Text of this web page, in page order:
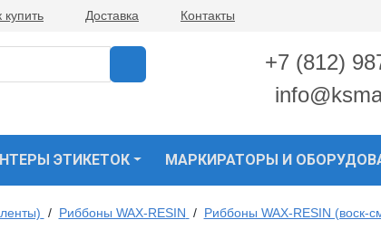
купить Доставка Контакты
+7 (812)
ЭТИКЕТОК МАРКИРАТОРЫ И
/ Риббоны WAX-RESIN / Риббоны WAX-RESIN (воск-